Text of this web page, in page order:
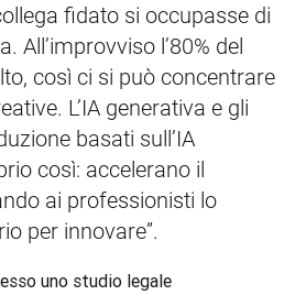
fidato si occupasse di
All’improvviso l’80% del
così ci si può concentrare
L’IA generativa e gli
basati sull’IA
così: accelerano il
ai professionisti lo
per innovare”.
uno studio legale